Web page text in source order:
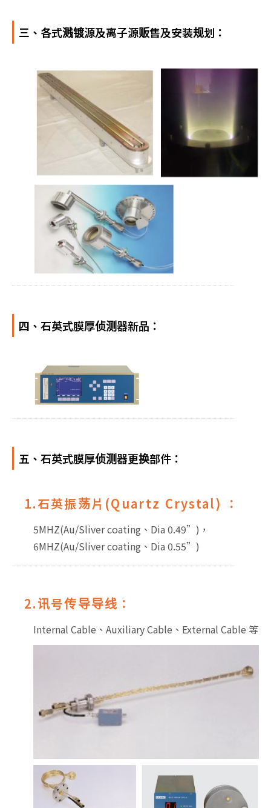
三、各式溅镀源及离子源贩售及安装规划：
四、石英式膜厚侦测器新品：
五、石英式膜厚侦测器更换部件：
1.石英振荡片(Quartz Crystal) ：
5MHZ(Au/Sliver coating、Dia 0.49”)，
6MHZ(Au/Sliver coating、Dia 0.55”)
2.讯号传导导线：
Internal Cable、Auxiliary Cable、External Cable 等